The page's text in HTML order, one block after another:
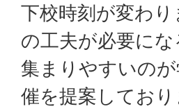
下校時刻が変わ
の工夫が必要に
集まりやすいの
催を提案してお